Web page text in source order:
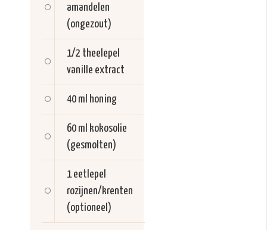
amandelen
(ongezout)
1/2 theelepel
vanille extract
40 ml honing
60 ml kokosolie
(gesmolten)
1 eetlepel
rozijnen/krenten
(optioneel)